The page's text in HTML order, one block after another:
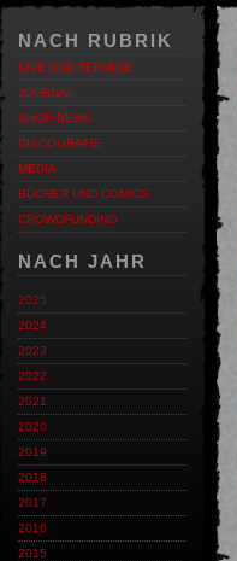
NACH RUBRIK
LIVE UND TERMINE
JOURNAL
SHOP-NEWS
DISCOGRAFIE
MEDIA
BÜCHER UND COMICS
CROWDFUNDING
NACH JAHR
2025
2024
2023
2022
2021
2020
2019
2018
2017
2016
2015